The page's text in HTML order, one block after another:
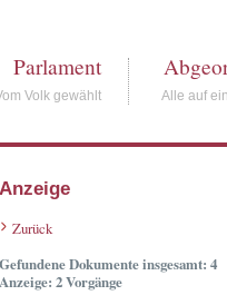
Parlament
Volk gewählt Alle auf
Anzeige
Zurück
Gefundene Dokumente insgesamt: 4
Anzeige: 2 Vorgänge